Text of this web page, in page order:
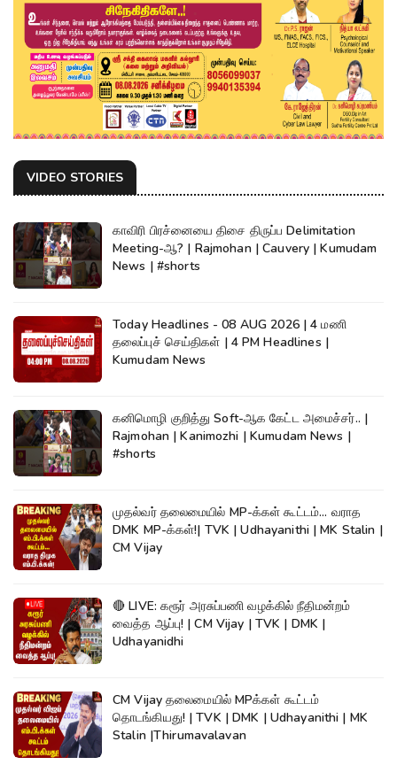
VIDEO STORIES
காவிரி பிரச்னையை திசை திருப்ப Delimitation
Meeting-ஆ? | Rajmohan | Cauvery | Kumudam
News | #shorts
Today Headlines - 08 AUG 2026 | 4 மணி
தலைப்புச் செய்திகள் | 4 PM Headlines |
Kumudam News
கனிமொழி குறித்து Soft-ஆக கேட்ட அமைச்சர்.. |
Rajmohan | Kanimozhi | Kumudam News |
#shorts
முதல்வர் தலைமையில் MP-க்கள் கூட்டம்... வராத
DMK MP-க்கள்!| TVK | Udhayanithi | MK Stalin |
CM Vijay
🔴 LIVE: கரூர் அரசுப்பணி வழக்கில் நீதிமன்றம்
வைத்த ஆப்பு! | CM Vijay | TVK | DMK |
Udhayanidhi
CM Vijay தலைமையில் MPக்கள் கூட்டம்
தொடங்கியது! | TVK | DMK | Udhayanithi | MK
Stalin |Thirumavalavan